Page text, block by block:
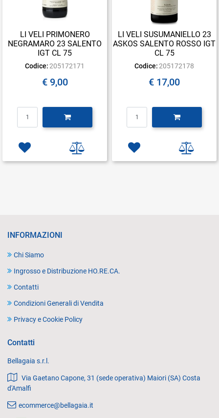
LI VELI PRIMONERO
NEGRAMARO 23 SALENTO
IGT CL 75
Codice: 205172171
€ 9,00
LI VELI SUSUMANIELLO 23
ASKOS SALENTO ROSSO IGT
CL 75
Codice: 205172178
€ 17,00
INFORMAZIONI
Chi Siamo
Ingrosso e Distribuzione HO.RE.CA.
Contatti
Condizioni Generali di Vendita
Privacy e Cookie Policy
Contatti
Bellagaia s.r.l.
Via Gaetano Capone, 31 (sede operativa) Maiori (SA) Costa
d'Amalfi
ecommerce@bellagaia.it